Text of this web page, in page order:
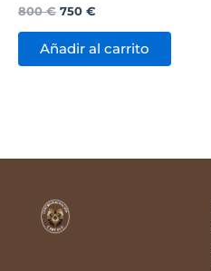
800€ 750 €
Añadir al carrito